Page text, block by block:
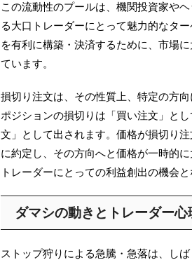
この流動性のプールは、機関投資家や
る大口トレーダーにとって魅力的なタ
を有利に構築・決済するために、市場
ています。
損切り注文は、その性質上、特定の方
ポジションの損切りは「買い注文」と
文」として出されます。価格が損切り
に約定し、その方向へと価格が一時的
トレーダーにとっての利益創出の機会と
ダマシの動きとトレーダー心
ストップ狩りによる急騰・急落は、し